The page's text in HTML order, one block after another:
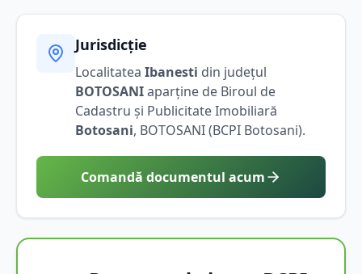
Jurisdicție
Localitatea Ibanesti din județul
BOTOSANIaparține de Biroul de
Cadastru și Publicitate Imobiliară
Botosani, BOTOSANI(BCPI Botosani).
Comandă documentul acum